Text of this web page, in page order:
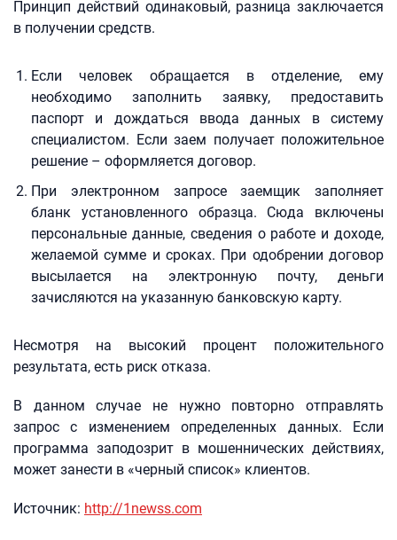
Принцип действий одинаковый, разница заключается
в получении средств.
Если человек обращается в отделение, ему
необходимо заполнить заявку, предоставить
паспорт и дождаться ввода данных в систему
специалистом. Если заем получает положительное
решение – оформляется договор.
При электронном запросе заемщик заполняет
бланк установленного образца. Сюда включены
персональные данные, сведения о работе и доходе,
желаемой сумме и сроках. При одобрении договор
высылается на электронную почту, деньги
зачисляются на указанную банковскую карту.
Несмотря на высокий процент положительного
результата, есть риск отказа.
В данном случае не нужно повторно отправлять
запрос с изменением определенных данных. Если
программа заподозрит в мошеннических действиях,
может занести в «черный список» клиентов.
Источник: http://1newss.com